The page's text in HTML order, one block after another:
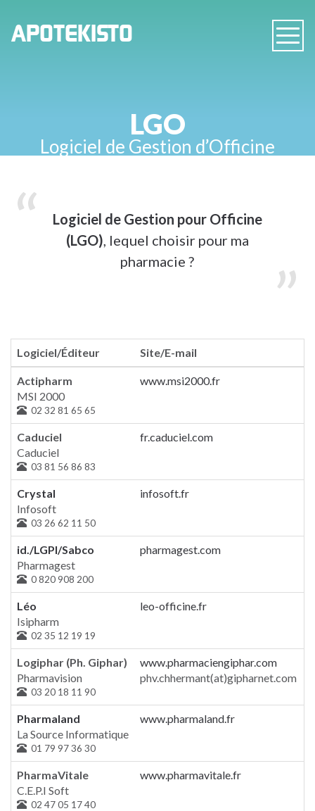
APOTEKISTO
LGO
Logiciel de Gestion d’Officine
Logiciel de Gestion pour Officine
(LGO), lequel choisir pour ma
pharmacie ?
Logiciel/Éditeur Site/E-mail
Actipharm
MSI 2000
02 32 81 65 65
www.msi2000.fr
Caduciel
Caduciel
03 81 56 86 83
fr.caduciel.com
Crystal
Infosoft
03 26 62 11 50
infosoft.fr
id./LGPI/Sabco
Pharmagest
0 820 908 200
pharmagest.com
Léo
Isipharm
02 35 12 19 19
leo-officine.fr
Logiphar (Ph. Giphar)
Pharmavision
03 20 18 11 90
www.pharmaciengiphar.com
phv.chhermant(at)gipharnet.com
Pharmaland
La Source Informatique
01 79 97 36 30
www.pharmaland.fr
PharmaVitale
C.E.P.I Soft
02 47 05 17 40
www.pharmavitale.fr